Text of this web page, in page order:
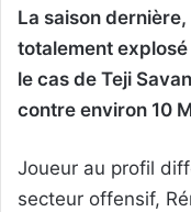
La saison
totalement
le cas de Teji
contre environ 10
Joueur au profil
secteur offensif,